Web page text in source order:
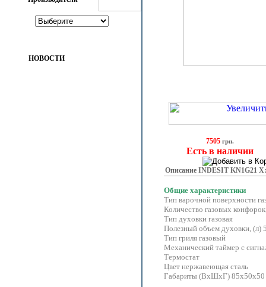
НОВОСТИ
7505 грн.
Есть в наличии
Описание INDESIT KN1G21 X:
Общие характеристики
Тип варочной поверхности
Количество газовых
Тип духовки газовая
Полезный объем духовки, (л)
Тип гриля газовый
Механический таймер с
Термостат
Цвет нержавеющая сталь
Габариты (ВхШхГ) 85х50х50